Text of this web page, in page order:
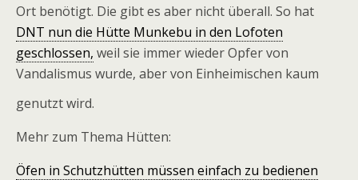
Ort benötigt. Die gibt es aber nicht überall. So hat
DNT nun die Hütte Munkebu in den Lofoten
geschlossen, weil sie immer wieder Opfer von
Vandalismus wurde, aber von Einheimischen kaum
genutzt wird.
Mehr zum Thema Hütten:
Öfen in Schutzhütten müssen einfach zu bedienen